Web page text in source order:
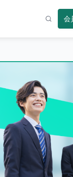
会